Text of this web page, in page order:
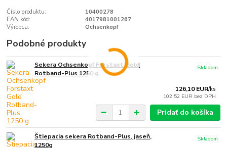
Číslo produktu:
10400278
EAN kód:
4017981001267
Výrobca:
Ochsenkopf
Podobné produkty
Sekera Ochsenkopf Forstaxt Gold
Rotband-Plus 1250 g
126,10 EUR/ks
102,52 EUR bez DPH
Skladom
Pridať do košíka
Štiepacia sekera Rotband-Plus, jaseň,
1250g
Skladom